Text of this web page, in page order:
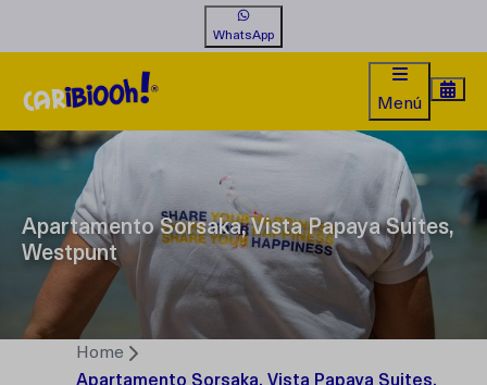
WhatsApp
Menú
Apartamento Sorsaka, Vista Papaya Suites,
Westpunt
Home